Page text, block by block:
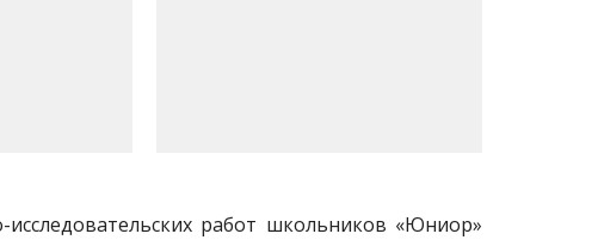
исследовательских работ школьников «Юниор»